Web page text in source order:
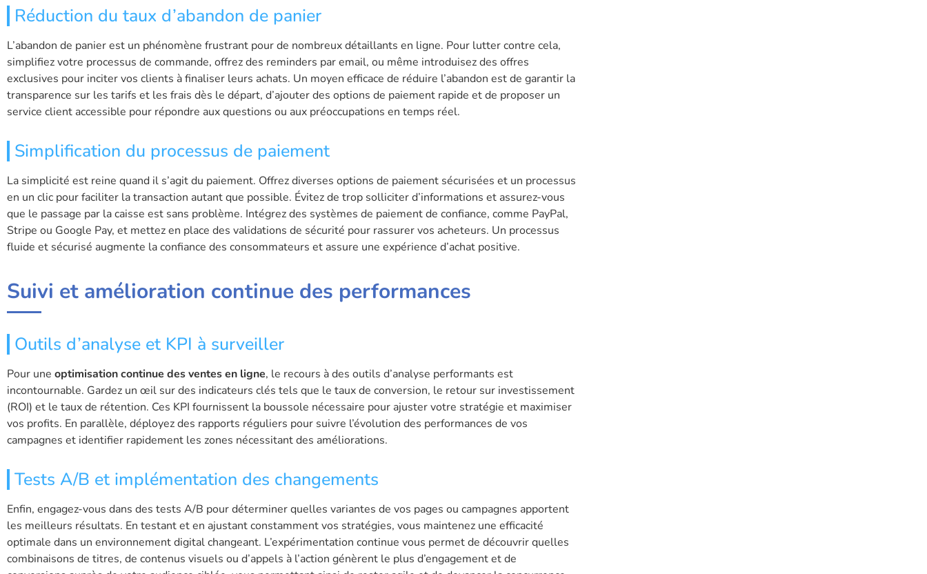
Réduction du taux d’abandon de panier
L’abandon de panier est un phénomène frustrant pour de nombreux détaillants en ligne. Pour lutter contre cela,
simplifiez votre processus de commande, offrez des reminders par email, ou même introduisez des offres
exclusives pour inciter vos clients à finaliser leurs achats. Un moyen efficace de réduire l’abandon est de garantir la
transparence sur les tarifs et les frais dès le départ, d’ajouter des options de paiement rapide et de proposer un
service client accessible pour répondre aux questions ou aux préoccupations en temps réel.
Simplification du processus de paiement
La simplicité est reine quand il s’agit du paiement. Offrez diverses options de paiement sécurisées et un processus
en un clic pour faciliter la transaction autant que possible. Évitez de trop solliciter d’informations et assurez-vous
que le passage par la caisse est sans problème. Intégrez des systèmes de paiement de confiance, comme PayPal,
Stripe ou Google Pay, et mettez en place des validations de sécurité pour rassurer vos acheteurs. Un processus
fluide et sécurisé augmente la confiance des consommateurs et assure une expérience d’achat positive.
Suivi et amélioration continue des performances
Outils d’analyse et KPI à surveiller
Pour une optimisation continue des ventes en ligne, le recours à des outils d’analyse performants est
incontournable. Gardez un œil sur des indicateurs clés tels que le taux de conversion, le retour sur investissement
(ROI) et le taux de rétention. Ces KPI fournissent la boussole nécessaire pour ajuster votre stratégie et maximiser
vos profits. En parallèle, déployez des rapports réguliers pour suivre l’évolution des performances de vos
campagnes et identifier rapidement les zones nécessitant des améliorations.
Tests A/B et implémentation des changements
Enfin, engagez-vous dans des tests A/B pour déterminer quelles variantes de vos pages ou campagnes apportent
les meilleurs résultats. En testant et en ajustant constamment vos stratégies, vous maintenez une efficacité
optimale dans un environnement digital changeant. L’expérimentation continue vous permet de découvrir quelles
combinaisons de titres, de contenus visuels ou d’appels à l’action génèrent le plus d’engagement et de